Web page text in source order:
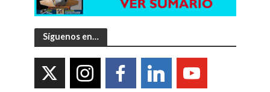
Síguenos en…